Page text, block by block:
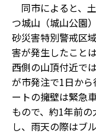
同市によると、
つ城山（城山公園
砂災害特別警戒区
害が発生したこと
西側の山頂付近で
が市発注で1日か
ートの擁壁は緊急
もので、約1年前
し、雨天の際はブ